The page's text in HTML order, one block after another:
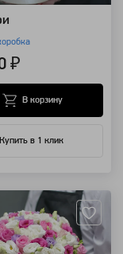
₽
Купить в 1 клик
В корзину